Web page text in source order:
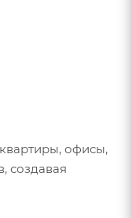
офисы,
создавая